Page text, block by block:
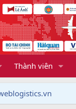
Thành viên